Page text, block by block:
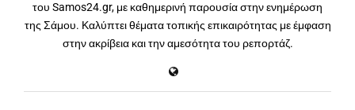
του Samos24.gr, με καθημερινή παρουσία στην ενημέρωση
της Σάμου. Καλύπτει θέματα τοπικής επικαιρότητας με έμφαση
στην ακρίβεια και την αμεσότητα του ρεπορτάζ.